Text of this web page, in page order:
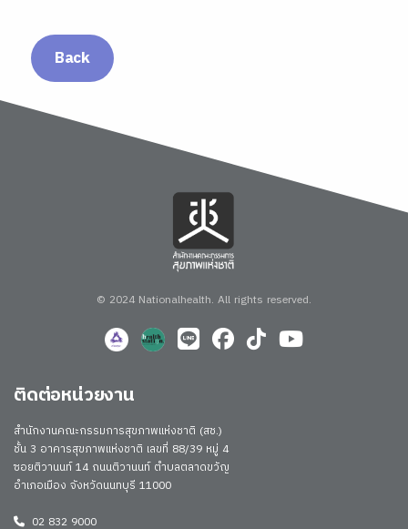
Back
© 2024 Nationalhealth. All rights reserved.
ติดต่อหน่วยงาน
สำนักงานคณะกรรมการสุขภาพแห่งชาติ (สช.)
ชั้น 3 อาคารสุขภาพแห่งชาติ เลขที่ 88/39 หมู่ 4
ซอยติวานนท์ 14 ถนนติวานนท์ ตำบลตลาดขวัญ
อำเภอเมือง จังหวัดนนทบุรี 11000
02 832 9000